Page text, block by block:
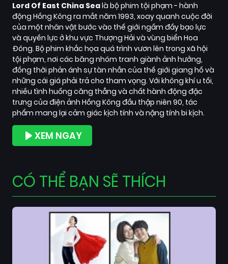
Lord Of East China Sealà bộ phim tội phạm - hành
động Hồng Kông ra mắt năm 1993, xoay quanh cuộc đời
của một nhân vật bước vào thế giới ngầm đầy bạo lực
và quyền lực ở khu vực Thượng Hải và vùng biển Hoa
Đông. Bộ phim khắc họa quá trình vươn lên trong xã hội
tội phạm, nơi các băng nhóm tranh giành ảnh hưởng,
đồng thời phản ánh sự tàn nhẫn của thế giới giang hồ và
những cái giá phải trả cho tham vọng. Với không khí u tối,
nhiều tình huống căng thẳng và chất hành động đặc
trưng của điện ảnh Hồng Kông đầu thập niên 90, tác
phẩm mang lại cảm giác kịch tính và nặng tính bi kịch.
XEM NGAY
CÓ THỂ BẠN SẼ THÍCH